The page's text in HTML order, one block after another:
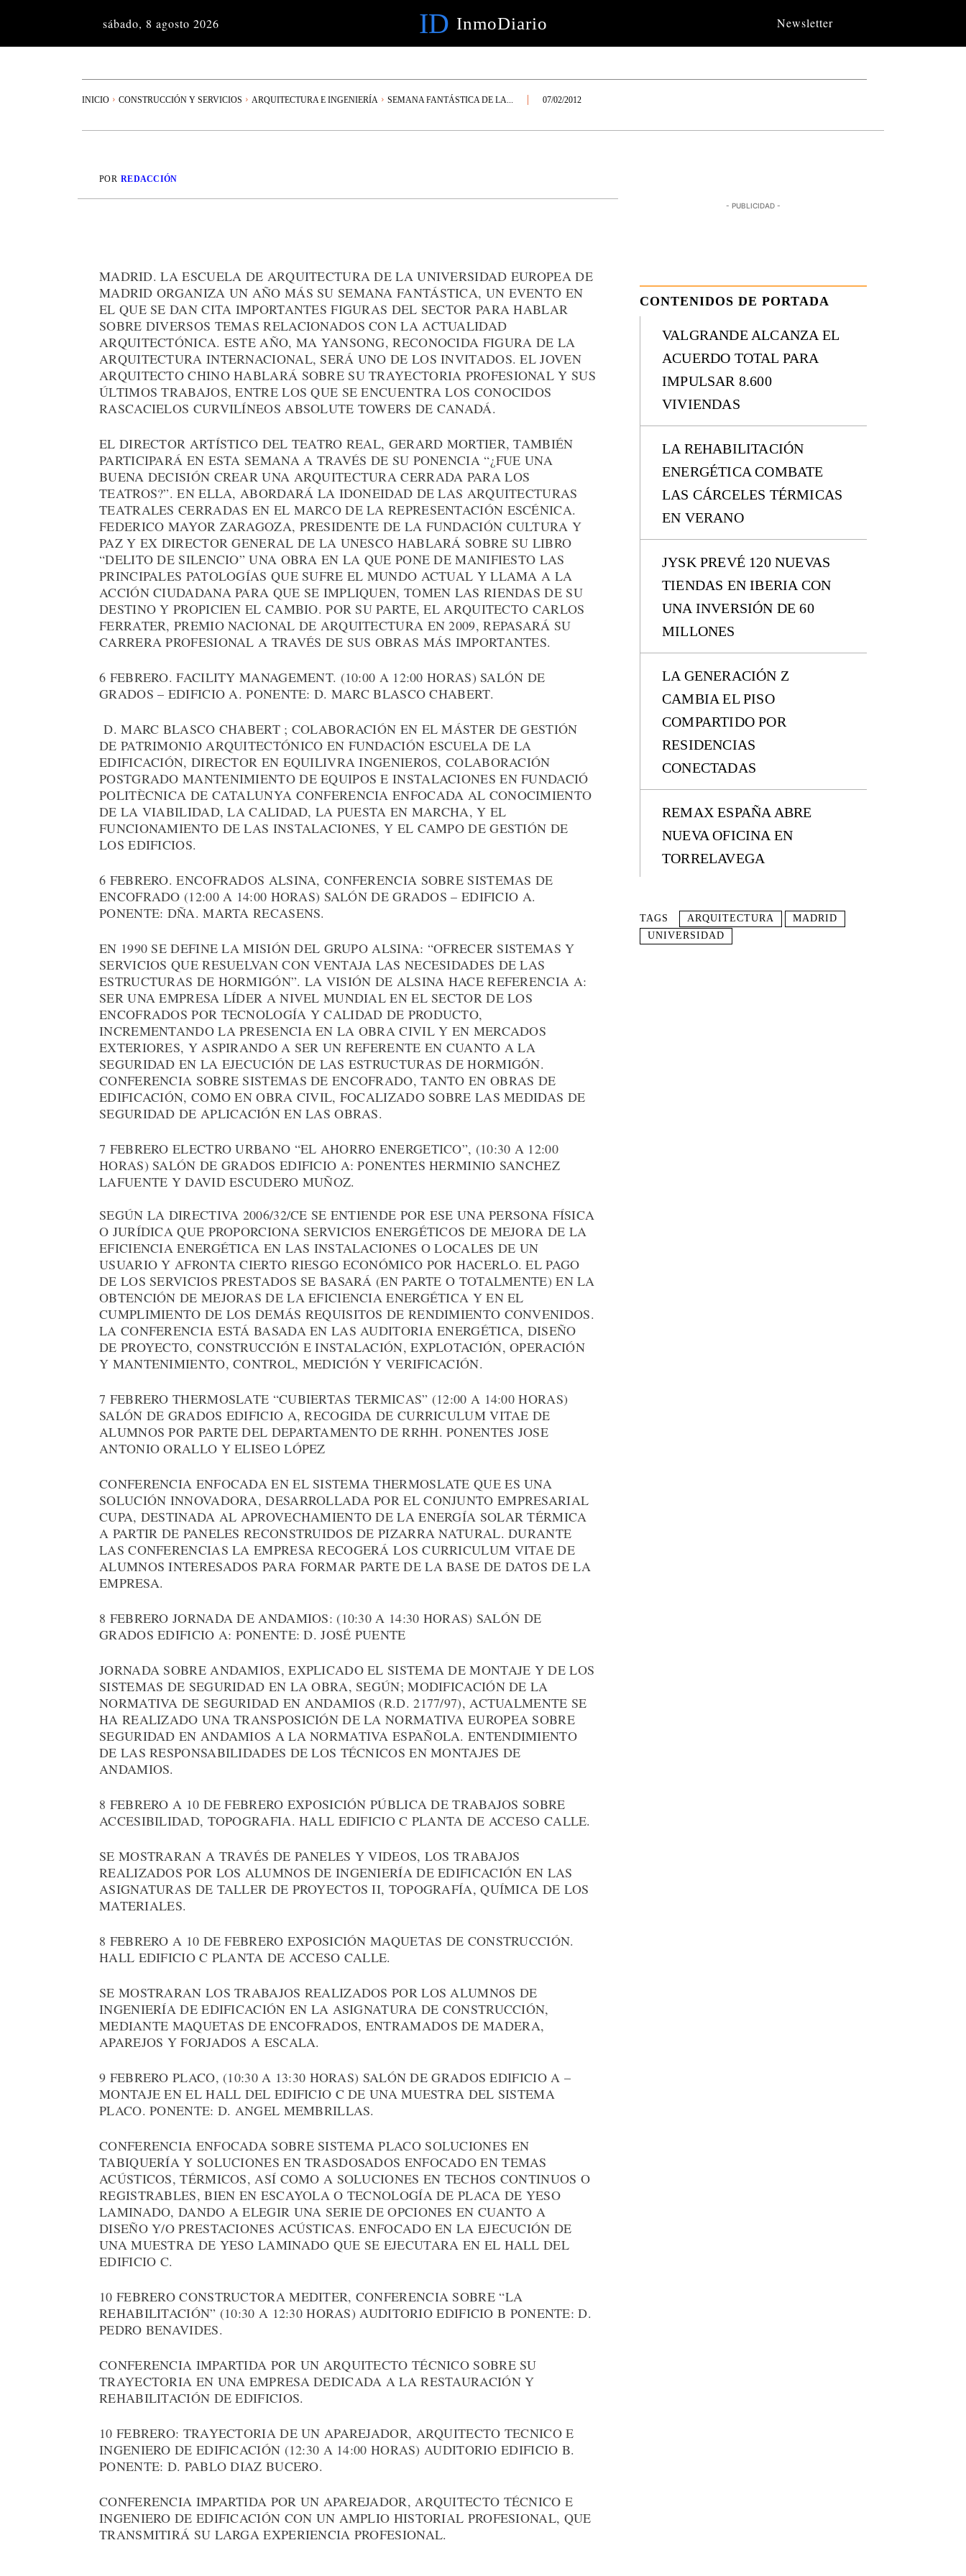
sábado, 8 agosto 2026 ID InmoDiario Newsletter
INICIO CONSTRUCCIÓN Y SERVICIOS ARQUITECTURA E INGENIERÍA SEMANA FANTÁSTICA DE LA... 07/02/2012
POR REDACCIÓN
MADRID. LA ESCUELA DE ARQUITECTURA DE LA UNIVERSIDAD EUROPEA DE
MADRID ORGANIZA UN AÑO MÁS SU SEMANA FANTÁSTICA, UN EVENTO EN
EL QUE SE DAN CITA IMPORTANTES FIGURAS DEL SECTOR PARA HABLAR
SOBRE DIVERSOS TEMAS RELACIONADOS CON LA ACTUALIDAD
ARQUITECTÓNICA. ESTE AÑO, MA YANSONG, RECONOCIDA FIGURA DE LA
ARQUITECTURA INTERNACIONAL, SERÁ UNO DE LOS INVITADOS. EL JOVEN
ARQUITECTO CHINO HABLARÁ SOBRE SU TRAYECTORIA PROFESIONAL Y SUS
ÚLTIMOS TRABAJOS, ENTRE LOS QUE SE ENCUENTRA LOS CONOCIDOS
RASCACIELOS CURVILÍNEOS ABSOLUTE TOWERS DE CANADÁ.
EL DIRECTOR ARTÍSTICO DEL TEATRO REAL, GERARD MORTIER, TAMBIÉN
PARTICIPARÁ EN ESTA SEMANA A TRAVÉS DE SU PONENCIA “¿FUE UNA
BUENA DECISIÓN CREAR UNA ARQUITECTURA CERRADA PARA LOS
TEATROS?”. EN ELLA, ABORDARÁ LA IDONEIDAD DE LAS ARQUITECTURAS
TEATRALES CERRADAS EN EL MARCO DE LA REPRESENTACIÓN ESCÉNICA.
FEDERICO MAYOR ZARAGOZA, PRESIDENTE DE LA FUNDACIÓN CULTURA Y
PAZ Y EX DIRECTOR GENERAL DE LA UNESCO HABLARÁ SOBRE SU LIBRO
“DELITO DE SILENCIO” UNA OBRA EN LA QUE PONE DE MANIFIESTO LAS
PRINCIPALES PATOLOGÍAS QUE SUFRE EL MUNDO ACTUAL Y LLAMA A LA
ACCIÓN CIUDADANA PARA QUE SE IMPLIQUEN, TOMEN LAS RIENDAS DE SU
DESTINO Y PROPICIEN EL CAMBIO. POR SU PARTE, EL ARQUITECTO CARLOS
FERRATER, PREMIO NACIONAL DE ARQUITECTURA EN 2009, REPASARÁ SU
CARRERA PROFESIONAL A TRAVÉS DE SUS OBRAS MÁS IMPORTANTES.
6 FEBRERO. FACILITY MANAGEMENT. (10:00 A 12:00 HORAS) SALÓN DE
GRADOS – EDIFICIO A. PONENTE: D. MARC BLASCO CHABERT.
D. MARC BLASCO CHABERT ; COLABORACIÓN EN EL MÁSTER DE GESTIÓN
DE PATRIMONIO ARQUITECTÓNICO EN FUNDACIÓN ESCUELA DE LA
EDIFICACIÓN, DIRECTOR EN EQUILIVRA INGENIEROS, COLABORACIÓN
POSTGRADO MANTENIMIENTO DE EQUIPOS E INSTALACIONES EN FUNDACIÓ
POLITÈCNICA DE CATALUNYA CONFERENCIA ENFOCADA AL CONOCIMIENTO
DE LA VIABILIDAD, LA CALIDAD, LA PUESTA EN MARCHA, Y EL
FUNCIONAMIENTO DE LAS INSTALACIONES, Y EL CAMPO DE GESTIÓN DE
LOS EDIFICIOS.
6 FEBRERO. ENCOFRADOS ALSINA, CONFERENCIA SOBRE SISTEMAS DE
ENCOFRADO (12:00 A 14:00 HORAS) SALÓN DE GRADOS – EDIFICIO A.
PONENTE: DÑA. MARTA RECASENS.
EN 1990 SE DEFINE LA MISIÓN DEL GRUPO ALSINA: “OFRECER SISTEMAS Y
SERVICIOS QUE RESUELVAN CON VENTAJA LAS NECESIDADES DE LAS
ESTRUCTURAS DE HORMIGÓN”. LA VISIÓN DE ALSINA HACE REFERENCIA A:
SER UNA EMPRESA LÍDER A NIVEL MUNDIAL EN EL SECTOR DE LOS
ENCOFRADOS POR TECNOLOGÍA Y CALIDAD DE PRODUCTO,
INCREMENTANDO LA PRESENCIA EN LA OBRA CIVIL Y EN MERCADOS
EXTERIORES, Y ASPIRANDO A SER UN REFERENTE EN CUANTO A LA
SEGURIDAD EN LA EJECUCIÓN DE LAS ESTRUCTURAS DE HORMIGÓN.
CONFERENCIA SOBRE SISTEMAS DE ENCOFRADO, TANTO EN OBRAS DE
EDIFICACIÓN, COMO EN OBRA CIVIL, FOCALIZADO SOBRE LAS MEDIDAS DE
SEGURIDAD DE APLICACIÓN EN LAS OBRAS.
7 FEBRERO ELECTRO URBANO “EL AHORRO ENERGETICO”, (10:30 A 12:00
HORAS) SALÓN DE GRADOS EDIFICIO A: PONENTES HERMINIO SANCHEZ
LAFUENTE Y DAVID ESCUDERO MUÑOZ.
SEGÚN LA DIRECTIVA 2006/32/CE SE ENTIENDE POR ESE UNA PERSONA FÍSICA
O JURÍDICA QUE PROPORCIONA SERVICIOS ENERGÉTICOS DE MEJORA DE LA
EFICIENCIA ENERGÉTICA EN LAS INSTALACIONES O LOCALES DE UN
USUARIO Y AFRONTA CIERTO RIESGO ECONÓMICO POR HACERLO. EL PAGO
DE LOS SERVICIOS PRESTADOS SE BASARÁ (EN PARTE O TOTALMENTE) EN LA
OBTENCIÓN DE MEJORAS DE LA EFICIENCIA ENERGÉTICA Y EN EL
CUMPLIMIENTO DE LOS DEMÁS REQUISITOS DE RENDIMIENTO CONVENIDOS.
LA CONFERENCIA ESTÁ BASADA EN LAS AUDITORIA ENERGÉTICA, DISEÑO
DE PROYECTO, CONSTRUCCIÓN E INSTALACIÓN, EXPLOTACIÓN, OPERACIÓN
Y MANTENIMIENTO, CONTROL, MEDICIÓN Y VERIFICACIÓN.
7 FEBRERO THERMOSLATE “CUBIERTAS TERMICAS” (12:00 A 14:00 HORAS)
SALÓN DE GRADOS EDIFICIO A, RECOGIDA DE CURRICULUM VITAE DE
ALUMNOS POR PARTE DEL DEPARTAMENTO DE RRHH. PONENTES JOSE
ANTONIO ORALLO Y ELISEO LÓPEZ
CONFERENCIA ENFOCADA EN EL SISTEMA THERMOSLATE QUE ES UNA
SOLUCIÓN INNOVADORA, DESARROLLADA POR EL CONJUNTO EMPRESARIAL
CUPA, DESTINADA AL APROVECHAMIENTO DE LA ENERGÍA SOLAR TÉRMICA
A PARTIR DE PANELES RECONSTRUIDOS DE PIZARRA NATURAL. DURANTE
LAS CONFERENCIAS LA EMPRESA RECOGERÁ LOS CURRICULUM VITAE DE
ALUMNOS INTERESADOS PARA FORMAR PARTE DE LA BASE DE DATOS DE LA
EMPRESA.
8 FEBRERO JORNADA DE ANDAMIOS: (10:30 A 14:30 HORAS) SALÓN DE
GRADOS EDIFICIO A: PONENTE: D. JOSÉ PUENTE
JORNADA SOBRE ANDAMIOS, EXPLICADO EL SISTEMA DE MONTAJE Y DE LOS
SISTEMAS DE SEGURIDAD EN LA OBRA, SEGÚN; MODIFICACIÓN DE LA
NORMATIVA DE SEGURIDAD EN ANDAMIOS (R.D. 2177/97), ACTUALMENTE SE
HA REALIZADO UNA TRANSPOSICIÓN DE LA NORMATIVA EUROPEA SOBRE
SEGURIDAD EN ANDAMIOS A LA NORMATIVA ESPAÑOLA. ENTENDIMIENTO
DE LAS RESPONSABILIDADES DE LOS TÉCNICOS EN MONTAJES DE
ANDAMIOS.
8 FEBRERO A 10 DE FEBRERO EXPOSICIÓN PÚBLICA DE TRABAJOS SOBRE
ACCESIBILIDAD, TOPOGRAFIA. HALL EDIFICIO C PLANTA DE ACCESO CALLE.
SE MOSTRARAN A TRAVÉS DE PANELES Y VIDEOS, LOS TRABAJOS
REALIZADOS POR LOS ALUMNOS DE INGENIERÍA DE EDIFICACIÓN EN LAS
ASIGNATURAS DE TALLER DE PROYECTOS II, TOPOGRAFÍA, QUÍMICA DE LOS
MATERIALES.
8 FEBRERO A 10 DE FEBRERO EXPOSICIÓN MAQUETAS DE CONSTRUCCIÓN.
HALL EDIFICIO C PLANTA DE ACCESO CALLE.
SE MOSTRARAN LOS TRABAJOS REALIZADOS POR LOS ALUMNOS DE
INGENIERÍA DE EDIFICACIÓN EN LA ASIGNATURA DE CONSTRUCCIÓN,
MEDIANTE MAQUETAS DE ENCOFRADOS, ENTRAMADOS DE MADERA,
APAREJOS Y FORJADOS A ESCALA.
9 FEBRERO PLACO, (10:30 A 13:30 HORAS) SALÓN DE GRADOS EDIFICIO A –
MONTAJE EN EL HALL DEL EDIFICIO C DE UNA MUESTRA DEL SISTEMA
PLACO. PONENTE: D. ANGEL MEMBRILLAS.
CONFERENCIA ENFOCADA SOBRE SISTEMA PLACO SOLUCIONES EN
TABIQUERÍA Y SOLUCIONES EN TRASDOSADOS ENFOCADO EN TEMAS
ACÚSTICOS, TÉRMICOS, ASÍ COMO A SOLUCIONES EN TECHOS CONTINUOS O
REGISTRABLES, BIEN EN ESCAYOLA O TECNOLOGÍA DE PLACA DE YESO
LAMINADO, DANDO A ELEGIR UNA SERIE DE OPCIONES EN CUANTO A
DISEÑO Y/O PRESTACIONES ACÚSTICAS. ENFOCADO EN LA EJECUCIÓN DE
UNA MUESTRA DE YESO LAMINADO QUE SE EJECUTARA EN EL HALL DEL
EDIFICIO C.
10 FEBRERO CONSTRUCTORA MEDITER, CONFERENCIA SOBRE “LA
REHABILITACIÓN” (10:30 A 12:30 HORAS) AUDITORIO EDIFICIO B PONENTE: D.
PEDRO BENAVIDES.
CONFERENCIA IMPARTIDA POR UN ARQUITECTO TÉCNICO SOBRE SU
TRAYECTORIA EN UNA EMPRESA DEDICADA A LA RESTAURACIÓN Y
REHABILITACIÓN DE EDIFICIOS.
10 FEBRERO: TRAYECTORIA DE UN APAREJADOR, ARQUITECTO TECNICO E
INGENIERO DE EDIFICACIÓN (12:30 A 14:00 HORAS) AUDITORIO EDIFICIO B.
PONENTE: D. PABLO DIAZ BUCERO.
CONFERENCIA IMPARTIDA POR UN APAREJADOR, ARQUITECTO TÉCNICO E
INGENIERO DE EDIFICACIÓN CON UN AMPLIO HISTORIAL PROFESIONAL, QUE
TRANSMITIRÁ SU LARGA EXPERIENCIA PROFESIONAL.
- PUBLICIDAD -
CONTENIDOS DE PORTADA
VALGRANDE ALCANZA EL
ACUERDO TOTAL PARA
IMPULSAR 8.600
VIVIENDAS
LA REHABILITACIÓN
ENERGÉTICA COMBATE
LAS CÁRCELES TÉRMICAS
EN VERANO
JYSK PREVÉ 120 NUEVAS
TIENDAS EN IBERIA CON
UNA INVERSIÓN DE 60
MILLONES
LA GENERACIÓN Z
CAMBIA EL PISO
COMPARTIDO POR
RESIDENCIAS
CONECTADAS
REMAX ESPAÑA ABRE
NUEVA OFICINA EN
TORRELAVEGA
TAGS ARQUITECTURA
MADRID
UNIVERSIDAD